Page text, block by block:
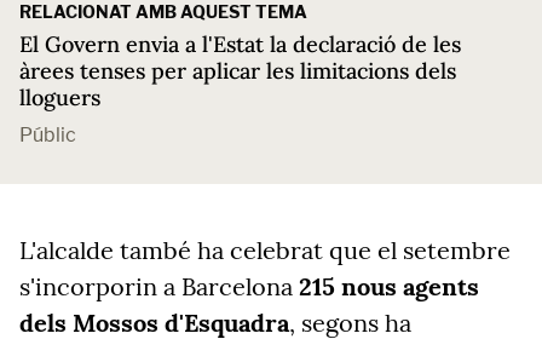
RELACIONAT AMB AQUEST TEMA
El Govern envia a l'Estat la declaració de les
àrees tenses per aplicar les limitacions dels
lloguers
Públic
L'alcalde també ha celebrat que el setembre
s'incorporin a Barcelona 215 nous agents
dels Mossos d'Esquadra, segons ha